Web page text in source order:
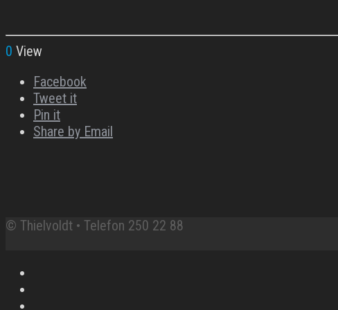
0 View
Facebook
Tweet it
Pin it
Share by Email
© Thielvoldt • Telefon 250 22 88